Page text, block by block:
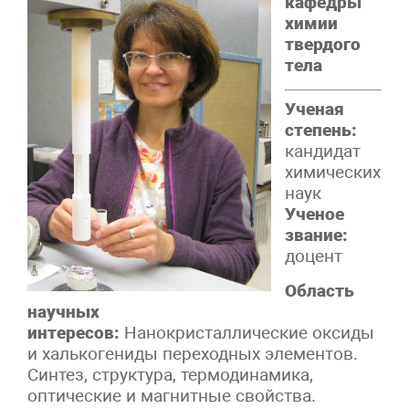
химии
твердого
тела
Ученая
степень:
кандидат
химических
наук
Ученое
звание:
доцент
Область
научных
интересов: Нанокристаллические оксиды
и халькогениды переходных элементов.
Синтез, структура, термодинамика,
оптические и магнитные свойства.